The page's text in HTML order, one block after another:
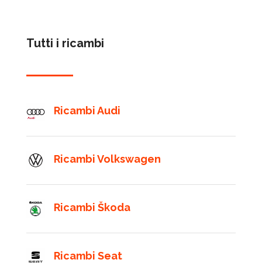
Tutti i ricambi
Ricambi Audi
Ricambi Volkswagen
Ricambi Škoda
Ricambi Seat